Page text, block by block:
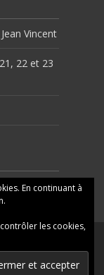
Vincent
22 et 23
En continuant à
les cookies,